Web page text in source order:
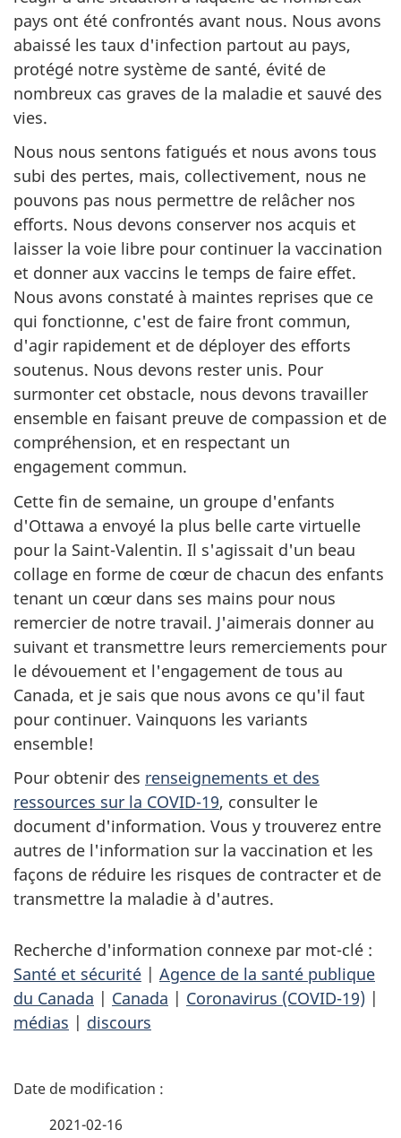
pays ont été confrontés avant nous. Nous avons
abaissé les taux d'infection partout au pays,
protégé notre système de santé, évité de
nombreux cas graves de la maladie et sauvé des
vies.
Nous nous sentons fatigués et nous avons tous
subi des pertes, mais, collectivement, nous ne
pouvons pas nous permettre de relâcher nos
efforts. Nous devons conserver nos acquis et
laisser la voie libre pour continuer la vaccination
et donner aux vaccins le temps de faire effet.
Nous avons constaté à maintes reprises que ce
qui fonctionne, c'est de faire front commun,
d'agir rapidement et de déployer des efforts
soutenus. Nous devons rester unis. Pour
surmonter cet obstacle, nous devons travailler
ensemble en faisant preuve de compassion et de
compréhension, et en respectant un
engagement commun.
Cette fin de semaine, un groupe d'enfants
d'Ottawa a envoyé la plus belle carte virtuelle
pour la Saint-Valentin. Il s'agissait d'un beau
collage en forme de cœur de chacun des enfants
tenant un cœur dans ses mains pour nous
remercier de notre travail. J'aimerais donner au
suivant et transmettre leurs remerciements pour
le dévouement et l'engagement de tous au
Canada, et je sais que nous avons ce qu'il faut
pour continuer. Vainquons les variants
ensemble!
Pour obtenir des renseignements et des
ressources sur la COVID-19, consulter le
document d'information. Vous y trouverez entre
autres de l'information sur la vaccination et les
façons de réduire les risques de contracter et de
transmettre la maladie à d'autres.
Recherche d'information connexe par mot-clé :
Santé et sécurité | Agence de la santé publique
du Canada | Canada | Coronavirus (COVID-19) |
médias | discours
D
2021-02-16